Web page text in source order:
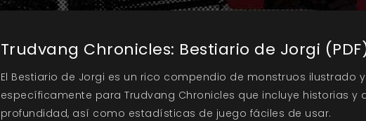
Trudvang Chronicles: Bestiario de Jorgi
El Bestiario de Jorgi es un rico compendio de monstruos ilustrado
específicamente para Trudvang Chronicles que incluye historias y
profundidad, así como estadísticas de juego fáciles de usar.